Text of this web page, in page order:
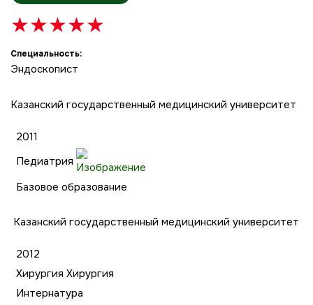
★★★★★
Специальность:
Эндоскопист
Казанский государственный медицинский университет
2011
Педиатрия
Базовое образование
Казанский государственный медицинский университет
2012
Хирургия Хирургия
Интернатура